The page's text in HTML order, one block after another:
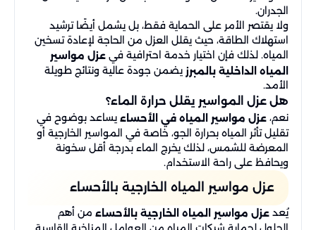
الجدران.
ولا يقتصر الأمر على الحماية فقط، بل يشمل أيضًا ترشيد
استهلاك الطاقة، حيث يقلل العزل من الحاجة لإعادة تسخين
المياه. لذلك فإن اختيار خدمة احترافية في عزل مواسير
المياه الداخلية بالمبرز يضمن جودة عالية ونتائج طويلة
الأمد.
هل عزل المواسير يقلل حرارة الماء؟
نعم، عزل مواسير المياه في الأحساء يساعد بوضوح في
تقليل تأثر المياه بحرارة الجو، خاصة في المواسير الخارجية أو
المعرضة للشمس، لذلك يخرج الماء بدرجة أقل سخونة
ويحافظ على راحة الاستخدام.
عزل مواسير المياه الخارجية بالأحساء
يُعد عزل مواسير المياه الخارجية بالأحساء من أهم